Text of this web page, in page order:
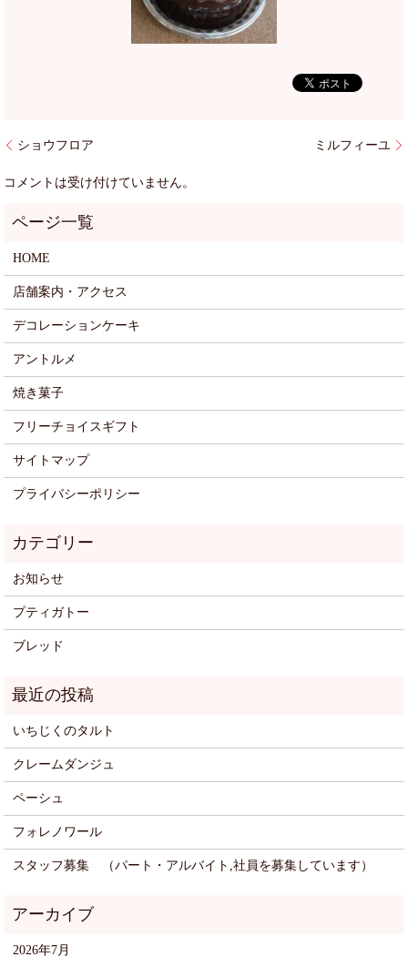
ショウフロア ミルフィーユ
コメントは受け付けていません。
HOME
店舗案内・アクセス
デコレーションケーキ
アントルメ
焼き菓子
フリーチョイスギフト
サイトマップ
プライバシーポリシー
お知らせ
プティガトー
ブレッド
いちじくのタルト
クレームダンジュ
ペーシュ
フォレノワール
スタッフ募集 （パート・アルバイト,社員を募集しています）
2026年7月